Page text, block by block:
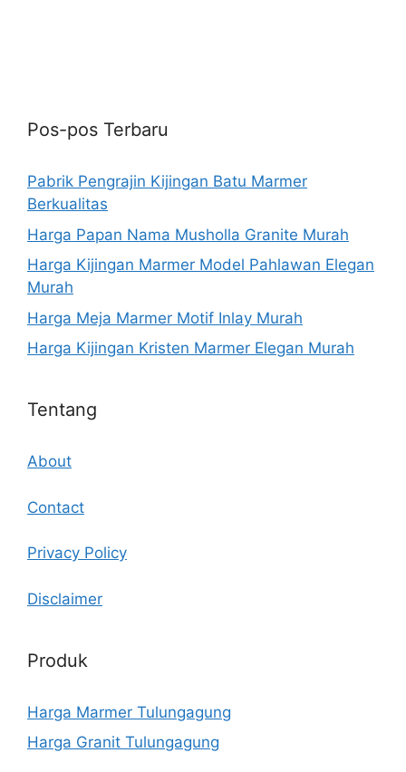
Pos-pos Terbaru
Pabrik Pengrajin Kijingan Batu Marmer
Berkualitas
Harga Papan Nama Musholla Granite Murah
Harga Kijingan Marmer Model Pahlawan Elegan
Murah
Harga Meja Marmer Motif Inlay Murah
Harga Kijingan Kristen Marmer Elegan Murah
Tentang
About
Contact
Privacy Policy
Disclaimer
Produk
Harga Marmer Tulungagung
Harga Granit Tulungagung